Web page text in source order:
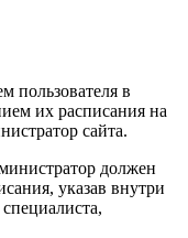
пользователя в
их расписания на
сайта.
должен
указав внутри